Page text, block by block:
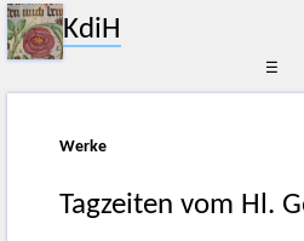
KdiH
☰
Werke
Tagzeiten vom Hl.